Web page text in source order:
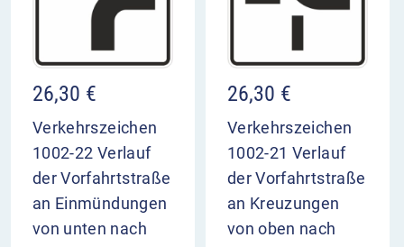
26,30 €
Verkehrszeichen
1002-22 Verlauf
der Vorfahrtstraße
an Einmündungen
von unten nach
26,30 €
Verkehrszeichen
1002-21 Verlauf
der Vorfahrtstraße
an Kreuzungen
von oben nach